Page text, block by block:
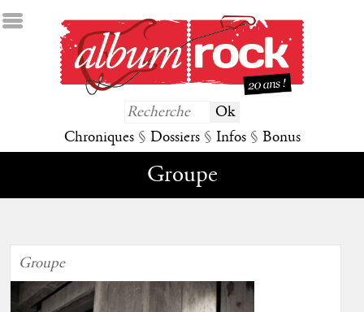
Chroniques § Dossiers § Infos § Bonus
Groupe
Groupe